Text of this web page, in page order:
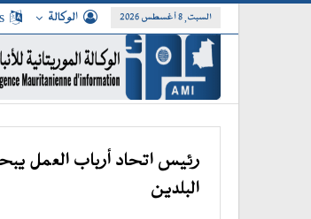
السبت, 8 أغسطس 2026 الوكالة
رئيس اتحاد أرباب العمل
البلدين